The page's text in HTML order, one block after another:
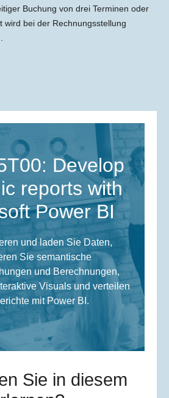
Buchung von drei Terminen oder
wird bei der Rechnungsstellung
Develop
reports with
Power BI
und laden Sie Daten,
Sie semantische
und Berechnungen,
Visuals und verteilen
mit Power BI.
Sie in diesem